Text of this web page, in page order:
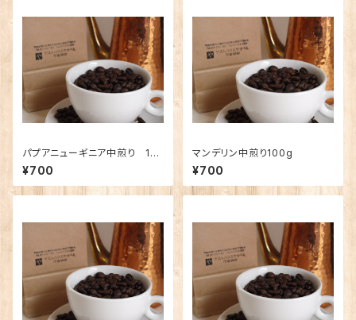
パプアニューギニア中煎り 10
0g
¥700
マンデリン中煎り100g
¥700